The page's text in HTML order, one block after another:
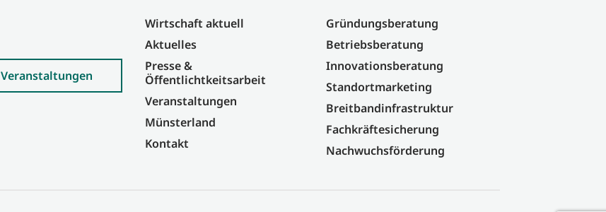
Veranstaltungen
Wirtschaft aktuell
Aktuelles
Presse &
Öffentlichtkeitsarbeit
Veranstaltungen
Münsterland
Kontakt
Gründungsberatung
Betriebsberatung
Innovationsberatung
Standortmarketing
Breitbandinfrastruktur
Fachkräftesicherung
Nachwuchsförderung